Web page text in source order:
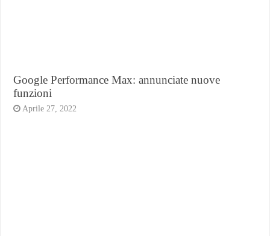
Google Performance Max: annunciate nuove
funzioni
Aprile 27, 2022